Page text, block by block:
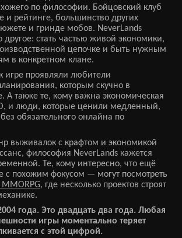
по философии. Бойцовский клуб
и рейтинге, большинство других
и гринде мобов. NeverLands
другое: стать частью живой экономики,
цепочке и быть нужным
в конкретном клане.
игре проявляли любители
которым скучно в
А также те, кому важна экономическая
и люди, которые ценили медленный,
обязательного онлайна по
выживалок с крафтом и экономикой
философия NeverLands кажется
Те, кому интересно, что ещё
с похожим фокусом — могут посмотреть
, где несколько проектов строят
года. Это двадцать два года. Любая
игры моментально теряет
с этой цифрой.